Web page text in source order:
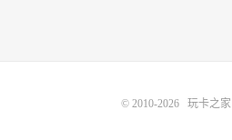
© 2010-2026 玩卡之家